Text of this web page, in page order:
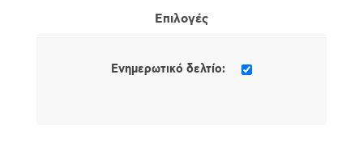
Επιλογές
Ενημερωτικό δελτίο: